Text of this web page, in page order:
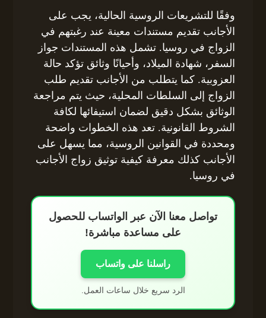
وفقًا للتشريعات الروسية الحالية، يجب على
الأجانب تقديم مستندات معينة عند رغبتهم في
الزواج في روسيا. تشمل هذه المستندات جواز
السفر، شهادة الميلاد، وأحيانًا وثائق تؤكد حالة
العزوبية. كما يتطلب من الأجانب تقديم طلب
الزواج إلى السلطات المحلية، حيث يتم مراجعة
الوثائق بشكل دقيق لضمان استيفائها لكافة
الشروط القانونية. تعد هذه الخطوات واضحة
ومحددة في القوانين الروسية، مما يسهل على
الأجانب كذلك معرفة كيفية توثيق زواج الأجانب
في روسيا.
تواصل معنا الآن عبر الواتساب للحصول
على مساعدة مباشرة!
راسلنا على واتساب
الرد سريع خلال ساعات العمل.